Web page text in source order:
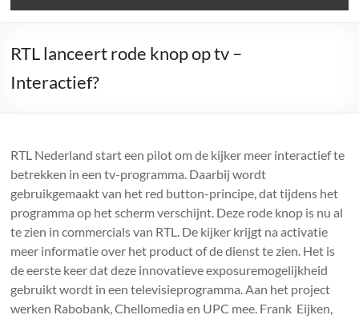
Insight.
Inspiration.
RTL lanceert rode knop op tv –
Interactief?
RTL Nederland start een pilot om de kijker meer interactief te
betrekken in een tv-programma. Daarbij wordt
gebruikgemaakt van het red button-principe, dat tijdens het
programma op het scherm verschijnt. Deze rode knop is nu al
te zien in commercials van RTL. De kijker krijgt na activatie
meer informatie over het product of de dienst te zien. Het is
de eerste keer dat deze innovatieve exposuremogelijkheid
gebruikt wordt in een televisieprogramma. Aan het project
werken Rabobank, Chellomedia en UPC mee. Frank Eijken,